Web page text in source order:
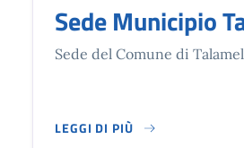
Sede Municipio
Sede del Comune di
LEGGI DI PIÙ
SEDE DEL COMUNE DI